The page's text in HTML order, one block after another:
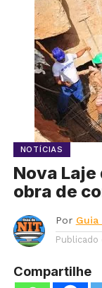
NOTÍCIAS
Nova
obra de
Por
Publicado
Compartilhe